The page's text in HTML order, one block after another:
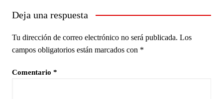
Deja una respuesta
Tu dirección de correo electrónico no será publicada. Los
campos obligatorios están marcados con *
Comentario *